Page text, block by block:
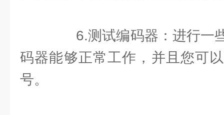
6.测试编码器：进行一
码器能够正常工作，并且您可
号。